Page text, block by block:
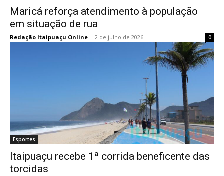
Maricá reforça atendimento à população
em situação de rua
Redação Itaipuaçu Online - 2 de julho de 2026 0
Esportes
Itaipuaçu recebe 1ª corrida beneficente das
torcidas